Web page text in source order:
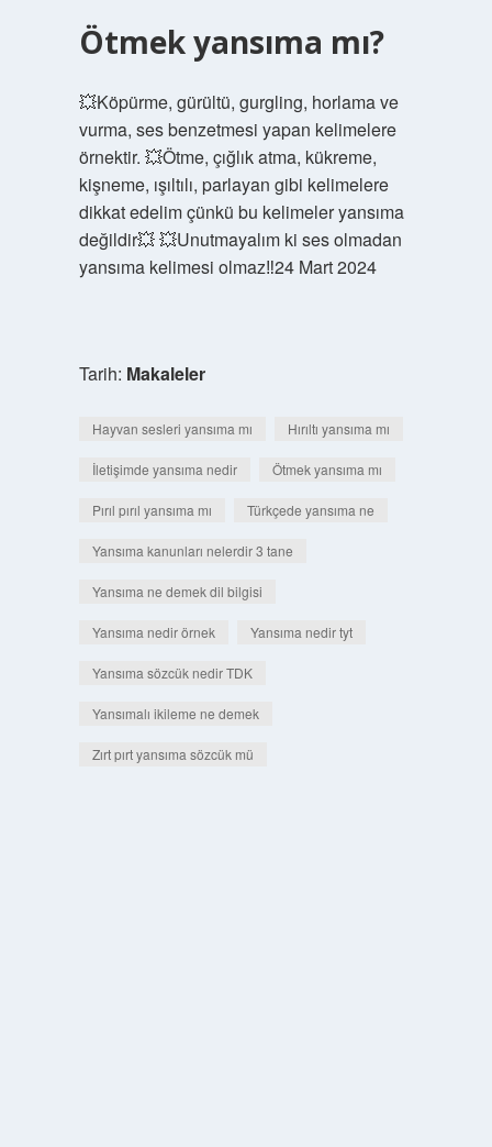
Ötmek yansıma mı?
💥Köpürme, gürültü, gurgling, horlama ve
vurma, ses benzetmesi yapan kelimelere
örnektir. 💥Ötme, çığlık atma, kükreme,
kişneme, ışıltılı, parlayan gibi kelimelere
dikkat edelim çünkü bu kelimeler yansıma
değildir💥 💥Unutmayalım ki ses olmadan
yansıma kelimesi olmaz‼️24 Mart 2024
Tarih: Makaleler
Hayvan sesleri yansıma mı Hırıltı yansıma mı
İletişimde yansıma nedir Ötmek yansıma mı
Pırıl pırıl yansıma mı Türkçede yansıma ne
Yansıma kanunları nelerdir 3 tane
Yansıma ne demek dil bilgisi
Yansıma nedir örnek Yansıma nedir tyt
Yansıma sözcük nedir TDK
Yansımalı ikileme ne demek
Zırt pırt yansıma sözcük mü